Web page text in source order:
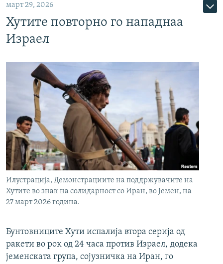
март 29, 2026
Хутите повторно го нападнаа
Израел
Илустрација, Демонстрациите на поддржувачите на
Хутите во знак на солидарност со Иран, во Јемен, на
27 март 2026 година.
Бунтовниците Хути испалија втора серија од
ракети во рок од 24 часа против Израел, додека
јеменската група, сојузничка на Иран, го